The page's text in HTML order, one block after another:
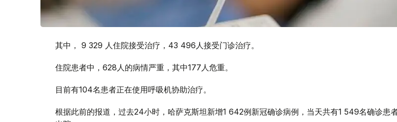
其中， 9 329 人住院接受治疗，43 496人接受门诊治疗。
住院患者中，628人的病情严重，其中177人危重。
目前有104名患者正在使用呼吸机协助治疗。
根据此前的报道，过去24小时，哈萨克斯坦新增1 642例新冠确诊病例，当天共有1 549名确诊患